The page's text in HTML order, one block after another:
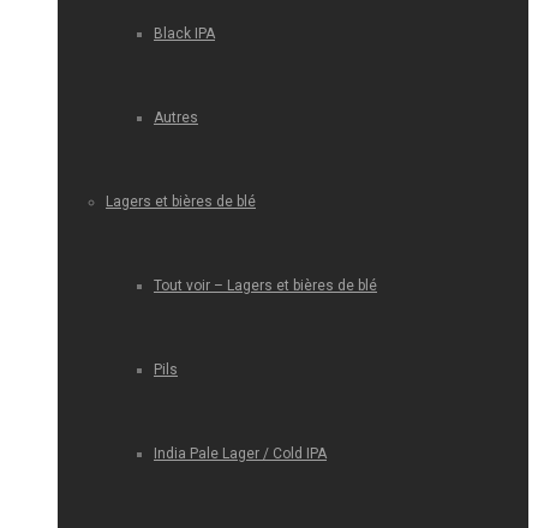
Black IPA
Autres
Lagers et bières de blé
Tout voir – Lagers et bières de blé
Pils
India Pale Lager / Cold IPA